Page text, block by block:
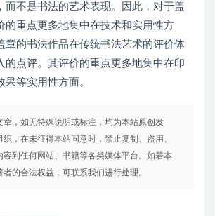
而不是书法的艺术表现。因此，对于盖
的重点更多地集中在技术和实用性方
章的书法作品在传统书法艺术的评价体
的点评。其评价的重点更多地集中在印
等实用性方面。
章，如无特殊说明或标注，均为本站原创发
，在未征得本站同意时，禁止复制、盗用、
容到任何网站、书籍等各类媒体平台。如若本
的合法权益，可联系我们进行处理。